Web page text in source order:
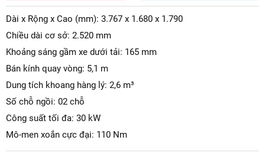
Dài x Rộng x Cao (mm): 3.767 x 1.680 x 1.790
Chiều dài cơ sở: 2.520 mm
Khoảng sáng gầm xe dưới tải: 165 mm
Bán kính quay vòng: 5,1 m
Dung tích khoang hàng lý: 2,6 m³
Số chỗ ngồi: 02 chỗ
Công suất tối đa: 30 kW
Mô-men xoắn cực đại: 110 Nm